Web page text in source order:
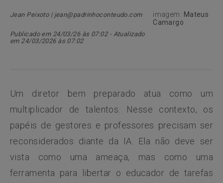
Jean Peixoto | jean@padrinhoconteudo.com
Publicado em 24/03/26 às 07:02 - Atualizado
em 24/03/2026 às 07:02
imagem: Mateus
Camargo
Um diretor bem preparado atua como um
multiplicador de talentos. Nesse contexto, os
papéis de gestores e professores precisam ser
reconsiderados diante da IA. Ela não deve ser
vista como uma ameaça, mas como uma
ferramenta para libertar o educador de tarefas